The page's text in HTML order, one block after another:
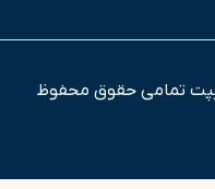
تمامی حقوق محفوظ